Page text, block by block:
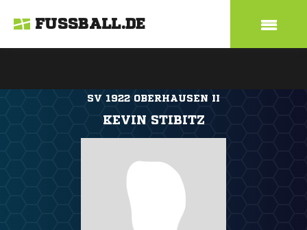
FUSSBALL.DE
SV 1922 OBERHAUSEN II
KEVIN STIBITZ